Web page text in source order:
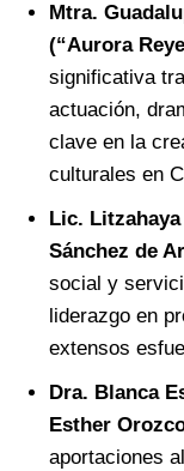
Mtra.
(“Aurora
significativa
actuación,
clave en la
culturales en
Lic.
Sánchez de
social y
liderazgo en
extensos
Dra. Blanca
Esther
aportaciones